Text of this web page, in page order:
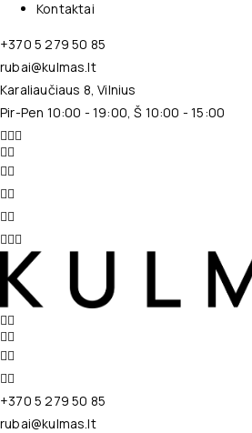
Kontaktai
+370 5 279 50 85
rubai@kulmas.lt
Karaliaučiaus 8, Vilnius
Pir-Pen 10:00 - 19:00, Š 10:00 - 15:00
+370 5 279 50 85
rubai@kulmas.lt